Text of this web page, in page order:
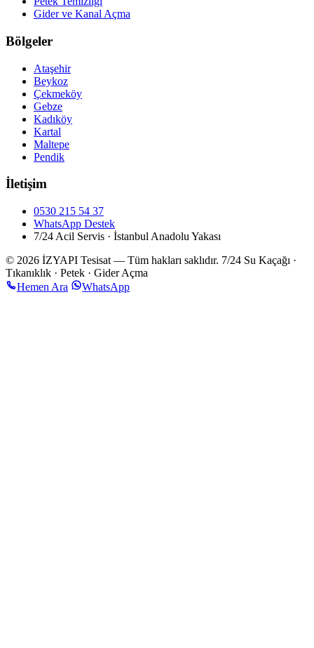
Gider ve Kanal Açma
Bölgeler
Ataşehir
Beykoz
Çekmeköy
Gebze
Kadıköy
Kartal
Maltepe
Pendik
İletişim
0530 215 54 37
WhatsApp Destek
7/24 Acil Servis · İstanbul Anadolu Yakası
© 2026 İZYAPI Tesisat — Tüm hakları saklıdır. 7/24 Su Kaçağı ·
Tıkanıklık · Petek · Gider Açma
Hemen Ara
WhatsApp